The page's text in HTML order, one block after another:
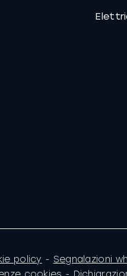
policy - Segnalazioni